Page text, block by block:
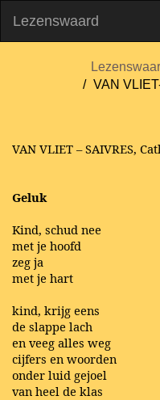
Lezenswaard
VAN
VAN VLIET – SAIVRES,
Geluk
Kind, schud nee
met je hoofd
zeg ja
met je hart
kind, krijg eens
de slappe lach
en veeg alles weg
cijfers en woorden
onder luid gejoel
van heel de klas